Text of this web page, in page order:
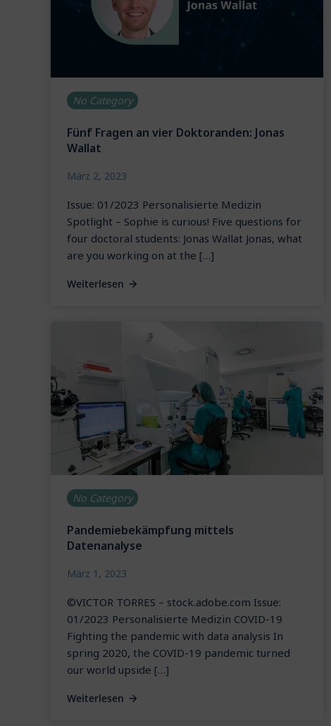
No Category
Fünf Fragen an vier Doktoranden: Jonas
Wallat
März 2, 2023
Issue: 01/2023 Personalisierte Medizin
Spotlight – Sophie is curious! Five questions for
four doctoral students: Jonas Wallat Jonas, what
are you working on at the […]
Weiterlesen
No Category
Pandemiebekämpfung mittels
Datenanalyse
März 1, 2023
©VICTOR TORRES – stock.adobe.com Issue:
01/2023 Personalisierte Medizin COVID-19
Fighting the pandemic with data analysis In
spring 2020, the COVID-19 pandemic turned
our world upside […]
Weiterlesen